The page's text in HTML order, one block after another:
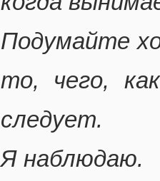
Подумайте
то, чего,
следует.
Я наблюдаю.